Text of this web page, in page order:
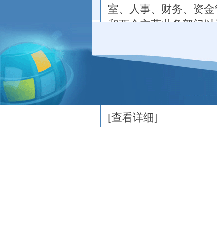
室、人事、财务、资
和两个主营业务部门
力，高素质的专业人
在未来的和谐社会里
[查看详细]